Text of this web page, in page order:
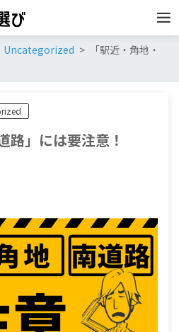
Uncategorized
「駅近・角地・
路」には要注意！